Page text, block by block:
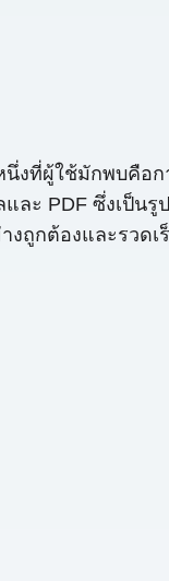
งที่ผู้ใช้มักพบคือก
ละ PDF ซึ่งเป็นรู
งถูกต้องและรวดเ